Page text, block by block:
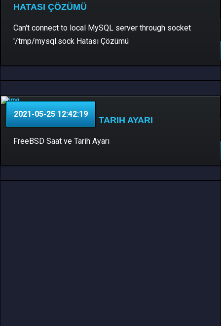
HATASI ÇÖZÜMÜ
Can't connect to local MySQL server through socket
'/tmp/mysql.sock Hatası Çözümü
2021-05-25 12:42:19
FREEBSD SAAT VE TARIH AYARI
FreeBSD Saat ve Tarih Ayarı